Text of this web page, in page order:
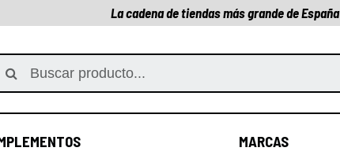
La cadena de tiendas más grande de España
MARCAS
COMPLEMENTOS MARCAS